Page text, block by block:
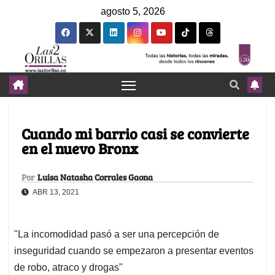
agosto 5, 2026
Cuando mi barrio casi se convierte
en el nuevo Bronx
Por Luisa Natasha Corrales Gaona
ABR 13, 2021
"La incomodidad pasó a ser una percepción de
inseguridad cuando se empezaron a presentar eventos
de robo, atraco y drogas"